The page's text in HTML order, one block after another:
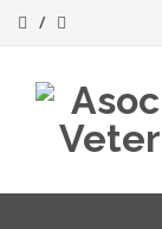
contenido